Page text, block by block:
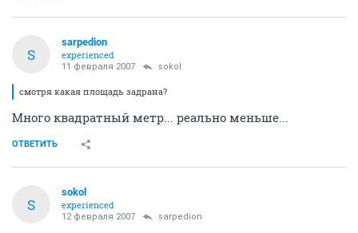
S
sarpedion
experienced
11 февраля 2007 sokol
смотря какая площадь задрана?
Много квадратный метр... реально меньше...
ОТВЕТИТЬ
S
sokol
experienced
12 февраля 2007 sarpedion